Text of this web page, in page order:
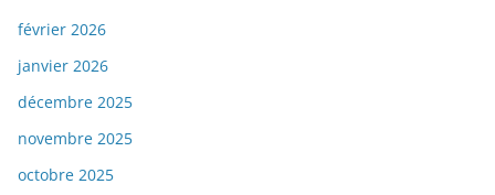
février 2026
janvier 2026
décembre 2025
novembre 2025
octobre 2025